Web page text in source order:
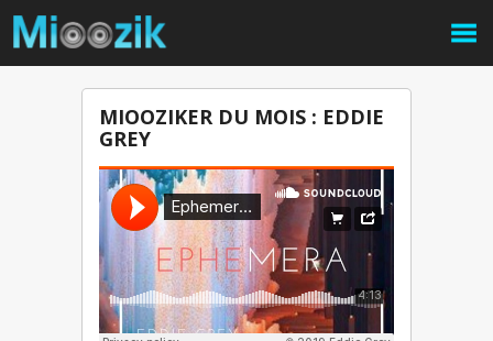
MIOOZIKER DU MOIS : EDDIE
GREY